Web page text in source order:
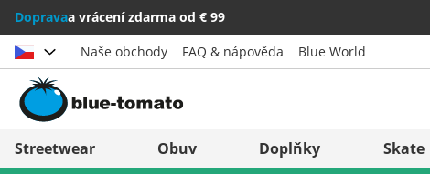
Dopravaa vrácení zdarma od € 99
Vybrat zemi
Naše obchody FAQ & nápověda Blue World
Streetwear Obuv Doplňky Skate